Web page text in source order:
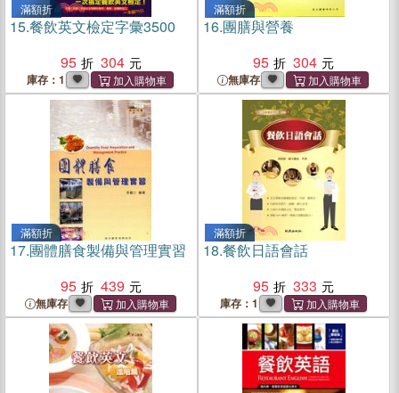
滿額折
15.餐飲英文檢定字彙3500
95
304
庫存：1
滿額折
16.團膳與營養
95
304
無庫存
滿額折
17.團體膳食製備與管理實習
95
439
無庫存
滿額折
18.餐飲日語會話
95
333
庫存：1